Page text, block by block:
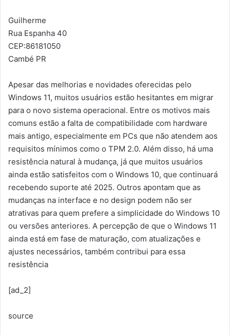
Guilherme
Rua Espanha 40
CEP:86181050
Cambé PR
Apesar das melhorias e novidades oferecidas pelo
Windows 11, muitos usuários estão hesitantes em migrar
para o novo sistema operacional. Entre os motivos mais
comuns estão a falta de compatibilidade com hardware
mais antigo, especialmente em PCs que não atendem aos
requisitos mínimos como o TPM 2.0. Além disso, há uma
resistência natural à mudança, já que muitos usuários
ainda estão satisfeitos com o Windows 10, que continuará
recebendo suporte até 2025. Outros apontam que as
mudanças na interface e no design podem não ser
atrativas para quem prefere a simplicidade do Windows 10
ou versões anteriores. A percepção de que o Windows 11
ainda está em fase de maturação, com atualizações e
ajustes necessários, também contribui para essa
resistência
[ad_2]
source